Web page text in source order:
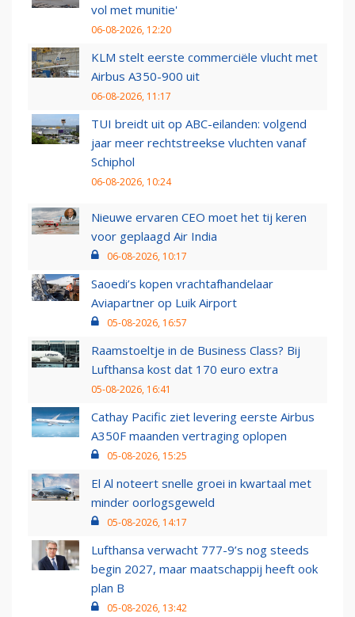
vol met munitie'
06-08-2026, 12:20
KLM stelt eerste commerciële vlucht met
Airbus A350-900 uit
06-08-2026, 11:17
TUI breidt uit op ABC-eilanden: volgend
jaar meer rechtstreekse vluchten vanaf
Schiphol
06-08-2026, 10:24
Nieuwe ervaren CEO moet het tij keren
voor geplaagd Air India
06-08-2026, 10:17
Saoedi’s kopen vrachtafhandelaar
Aviapartner op Luik Airport
05-08-2026, 16:57
Raamstoeltje in de Business Class? Bij
Lufthansa kost dat 170 euro extra
05-08-2026, 16:41
Cathay Pacific ziet levering eerste Airbus
A350F maanden vertraging oplopen
05-08-2026, 15:25
El Al noteert snelle groei in kwartaal met
minder oorlogsgeweld
05-08-2026, 14:17
Lufthansa verwacht 777-9’s nog steeds
begin 2027, maar maatschappij heeft ook
plan B
05-08-2026, 13:42